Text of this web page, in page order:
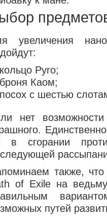
увеличения
кольцо Pyro;
броня Каом;
посох с шестью
нет
в сгорании
также,
of Exile на
путей